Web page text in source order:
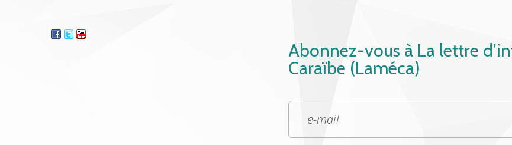
Abonnez-vous à La lettre
Caraïbe (Laméca)